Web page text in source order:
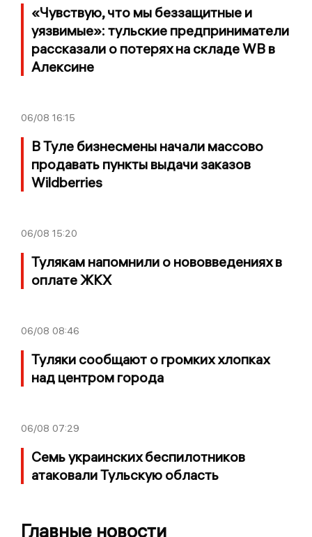
«Чувствую, что мы беззащитные и
уязвимые»: тульские предприниматели
рассказали о потерях на складе WB в
Алексине
06/08 16:15
В Туле бизнесмены начали массово
продавать пункты выдачи заказов
Wildberries
06/08 15:20
Тулякам напомнили о нововведениях в
оплате ЖКХ
06/08 08:46
Туляки сообщают о громких хлопках
над центром города
06/08 07:29
Семь украинских беспилотников
атаковали Тульскую область
Главные новости